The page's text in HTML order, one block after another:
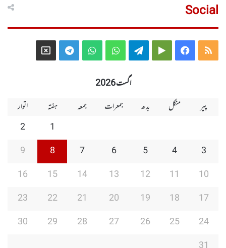
Social
RSS
Facebook
Google
Telegram
WhatsApp
WhatsApp
Telegram
X
اگست 2026
پیر
منگل بدھ جمعرات جمعہ ہفتہ
اتوار
1
2
3
4
5
6
7
8
9
10
11
12
13
14
15
16
17
18
19
20
21
22
23
24
25
26
27
28
29
30